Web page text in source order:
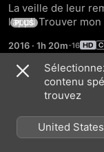
La veille de leur
l’appli Trouver
habitants fous sont
la famille en chair
PLUS
2016 · 1h 20m
Bandes-
contenu
trouvez
United States